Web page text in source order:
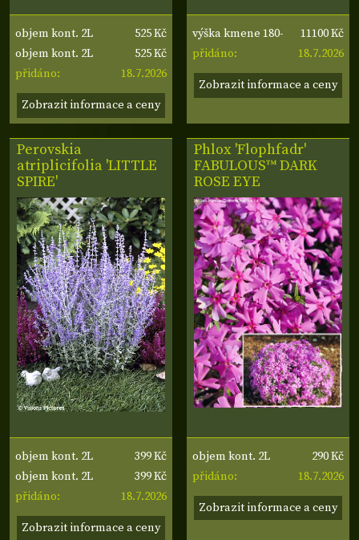
objem kont. 2L
525 Kč
objem kont. 2L
525 Kč
přidáno:
18.7.2026
Zobrazit informace a ceny
výška kmene 180-
200 cm, obvod
kmene 8-10 cm,
11100 Kč
přidáno:
18.7.2026
Zobrazit informace a ceny
Perovskia
atriplicifolia 'LITTLE
SPIRE'
objem kont. 2L
399 Kč
objem kont. 2L
399 Kč
přidáno:
18.7.2026
Zobrazit informace a ceny
Phlox 'Flophfadr'
FABULOUS™ DARK
ROSE EYE
objem kont. 2L
290 Kč
přidáno:
18.7.2026
Zobrazit informace a ceny